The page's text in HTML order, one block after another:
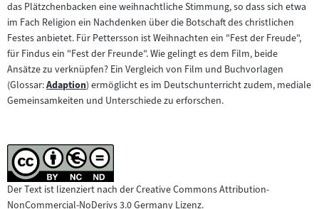
das Plätzchenbacken eine weihnachtliche Stimmung, so dass sich etwa
im Fach Religion ein Nachdenken über die Botschaft des christlichen
Festes anbietet. Für Pettersson ist Weihnachten ein "Fest der Freude",
für Findus ein "Fest der Freunde". Wie gelingt es dem Film, beide
Ansätze zu verknüpfen? Ein Vergleich von Film und Buchvorlagen
(Glossar:Zum
Inhalt:
Adaption) ermöglicht es im Deutschunterricht zudem, mediale
Gemeinsamkeiten und Unterschiede zu erforschen.
Der Text ist lizenziert nach der Creative Commons Attribution-
NonCommercial-NoDerivs 3.0 Germany Lizenz.